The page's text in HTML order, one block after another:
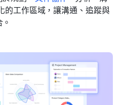
的工作區域，讓溝通、追蹤與